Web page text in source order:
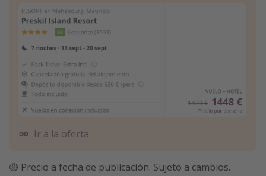
Ir a la oferta
🟡 Precio a fecha de publicación. Sujeto a cambios.